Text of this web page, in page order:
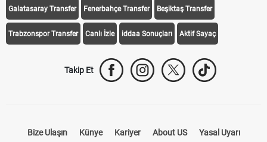
Galatasaray Transfer Fenerbahçe Transfer Beşiktaş Transfer
Trabzonspor Transfer Canlı İzle iddaa Sonuçları Aktif Sayaç
Takip Et
Bize Ulaşın Künye Kariyer About US Yasal Uyarı